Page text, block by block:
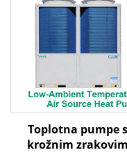
Toplotna pumpe s
krožnim zrakovim